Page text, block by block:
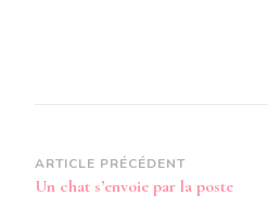
Navigation
d’article
ARTICLE PRÉCÉDENT
Un chat s’envoie par la poste